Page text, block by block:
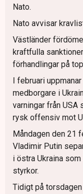
Nato.
Nato avvisar
Västländer
kraftfulla
förhandlingar på
I februari
medborgare i
varningar från
rysk offensiv mot
Måndagen den 21
Vladimir Putin
i östra Ukraina
styrkor.
Tidigt på